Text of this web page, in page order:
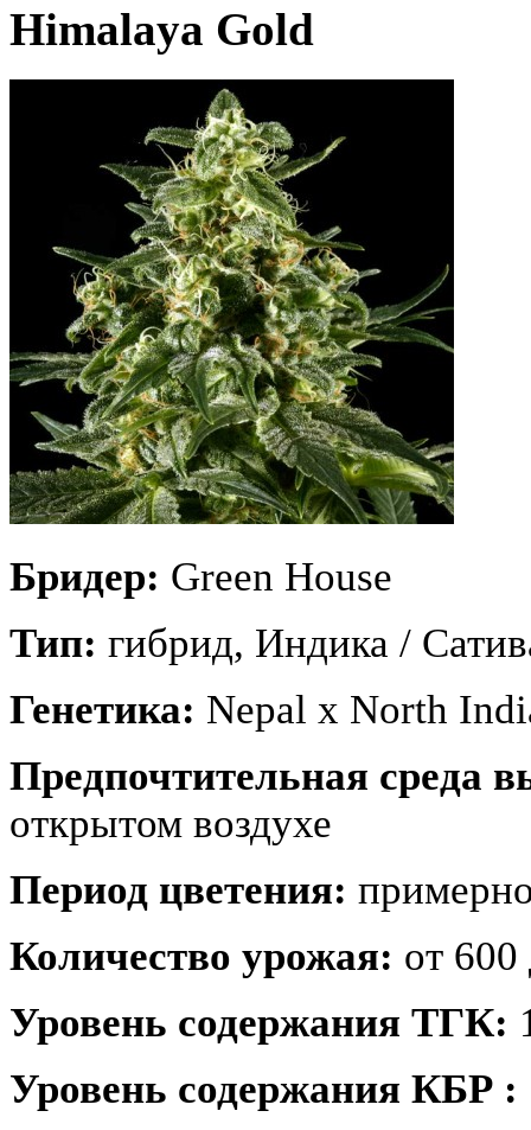
Himalaya Gold
Бридер: Green House
Тип: гибрид, Индика /
Генетика: Nepal х North
Предпочтительная среда
открытом воздухе
Период цветения:
Количество урожая: от
Уровень содержания ТГК:
Уровень содержания КБР :